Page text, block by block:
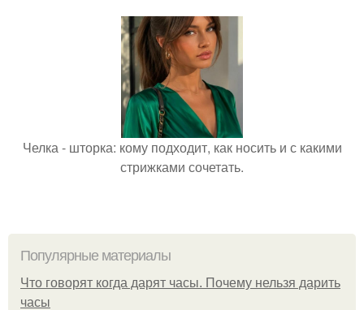
Челка - шторка: кому подходит, как носить и с какими
стрижками сочетать.
Популярные материалы
Что говорят когда дарят часы. Почему нельзя дарить
часы